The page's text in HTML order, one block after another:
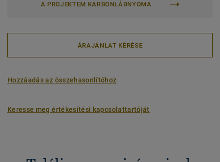
A PROJEKTEM KARBONLÁBNYOMA
ÁRAJÁNLAT KÉRÉSE
Hozzáadás az összehasonlítóhoz
Keresse meg értékesítési kapcsolattartóját